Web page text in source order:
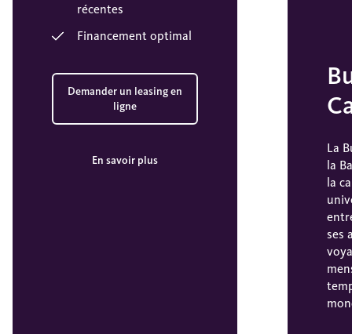
récentes
Financement optimal
Demander un leasing en
ligne
En savoir plus
La
la
la
ses